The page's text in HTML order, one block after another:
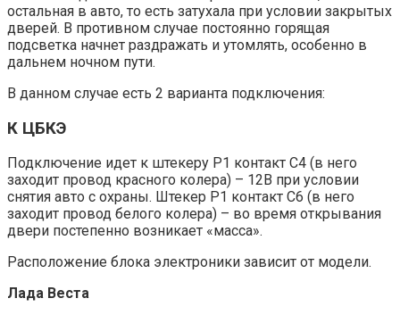
остальная в авто, то есть затухала при условии закрытых
дверей. В противном случае постоянно горящая
подсветка начнет раздражать и утомлять, особенно в
дальнем ночном пути.
В данном случае есть 2 варианта подключения:
К ЦБКЭ
Подключение идет к штекеру Р1 контакт С4 (в него
заходит провод красного колера) – 12В при условии
снятия авто с охраны. Штекер Р1 контакт С6 (в него
заходит провод белого колера) – во время открывания
двери постепенно возникает «масса».
Расположение блока электроники зависит от модели.
Лада Веста